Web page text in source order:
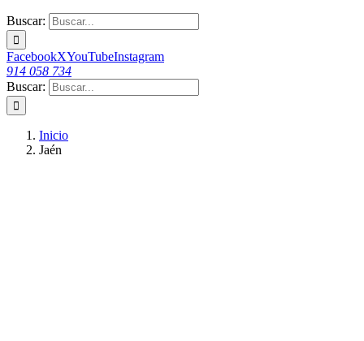
Buscar:
FacebookXYouTubeInstagram
914 058 734
Buscar:
Inicio
Jaén